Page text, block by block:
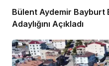
Bülent Aydemir Bayburt
Adaylığını Açıkladı